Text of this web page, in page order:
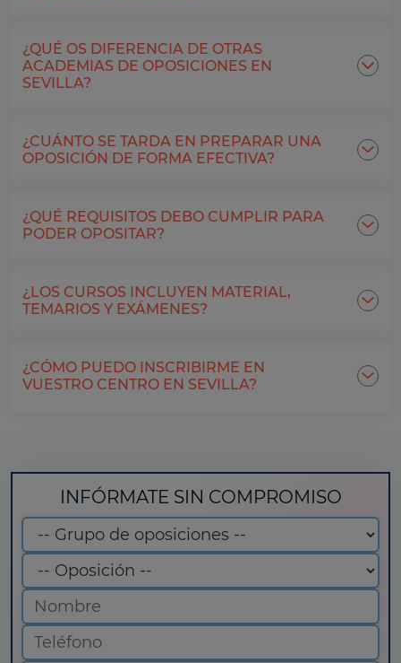
¿QUÉ OS DIFERENCIA DE OTRAS
ACADEMIAS DE OPOSICIONES EN
SEVILLA?
¿CUÁNTO SE TARDA EN PREPARAR UNA
OPOSICIÓN DE FORMA EFECTIVA?
¿QUÉ REQUISITOS DEBO CUMPLIR PARA
PODER OPOSITAR?
¿LOS CURSOS INCLUYEN MATERIAL,
TEMARIOS Y EXÁMENES?
¿CÓMO PUEDO INSCRIBIRME EN
VUESTRO CENTRO EN SEVILLA?
INFÓRMATE SIN COMPROMISO